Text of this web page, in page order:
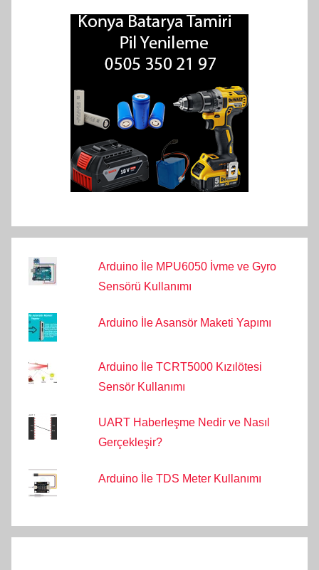
Arduino İle MPU6050 İvme ve Gyro
Sensörü Kullanımı
Arduino İle Asansör Maketi Yapımı
Arduino İle TCRT5000 Kızılötesi
Sensör Kullanımı
UART Haberleşme Nedir ve Nasıl
Gerçekleşir?
Arduino İle TDS Meter Kullanımı